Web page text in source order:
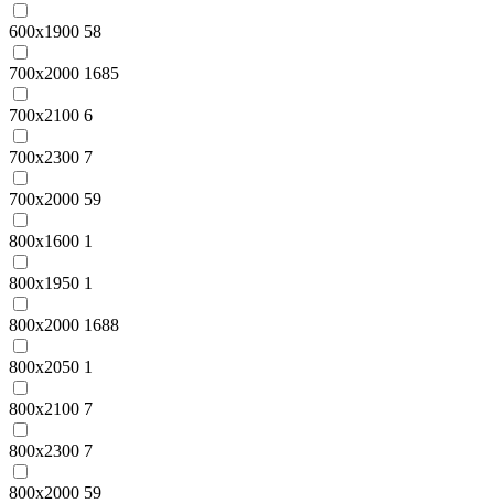
600х1900 58
700x2000 1685
700x2100 6
700x2300 7
700х2000 59
800x1600 1
800x1950 1
800x2000 1688
800x2050 1
800x2100 7
800x2300 7
800х2000 59